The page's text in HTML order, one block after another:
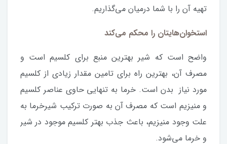
تهیه آن را با شما درمیان می‌گذاریم.
استخوان‌هایتان را محکم می‌کند
واضح است که شیر بهترین منبع برای کلسیم است و
مصرف آن، بهترین راه برای تامین مقدار زیادی از کلسیم
مورد نیاز بدن است. خرما به تنهایی حاوی عناصر کلسیم
و منیزیم است که مصرف آن به صورت ترکیب شیرخرما به
علت وجود منیزیم، باعث جذب بهتر کلسیم موجود در شیر
و خرما می‌شود.